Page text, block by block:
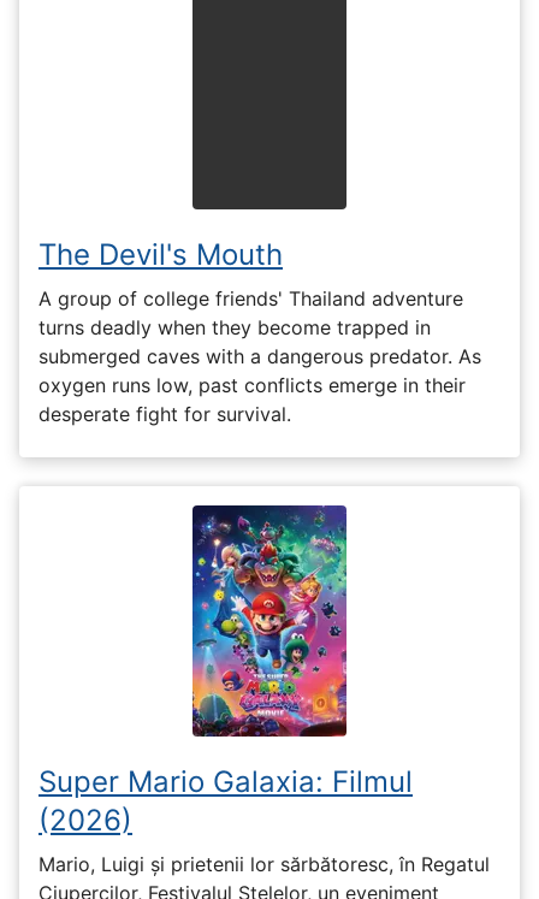
The Devil's Mouth
A group of college friends' Thailand adventure
turns deadly when they become trapped in
submerged caves with a dangerous predator. As
oxygen runs low, past conflicts emerge in their
desperate fight for survival.
Super Mario Galaxia: Filmul
(2026)
Mario, Luigi și prietenii lor sărbătoresc, în Regatul
Ciupercilor, Festivalul Stelelor, un eveniment